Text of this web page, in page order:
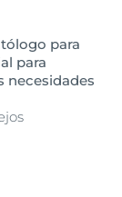
para
para
necesidades